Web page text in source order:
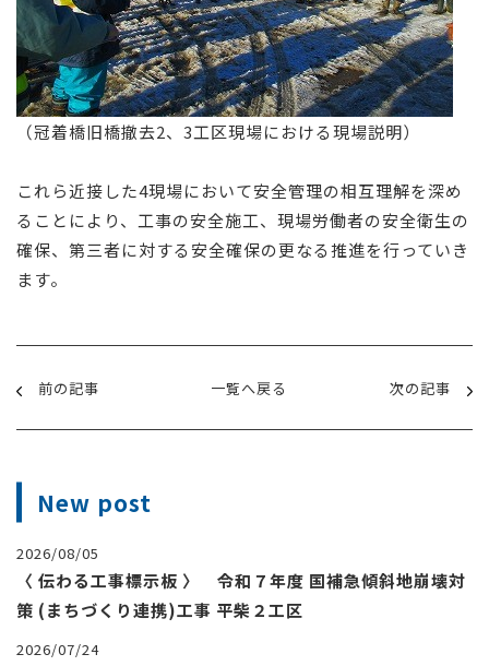
（冠着橋旧橋撤去2、3工区現場における現場説明）
これら近接した4現場において安全管理の相互理解を深め
ることにより、工事の安全施工、現場労働者の安全衛生の
確保、第三者に対する安全確保の更なる推進を行っていき
ます。
前の記事 一覧へ戻る 次の記事
New post
2026/08/05
〈 伝わる工事標示板 〉 令和７年度 国補急傾斜地崩壊対
策 (まちづくり連携)工事 平柴２工区
2026/07/24